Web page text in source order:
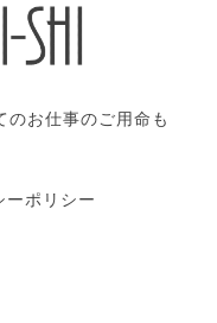
お仕事のご用命も
ーポリシー